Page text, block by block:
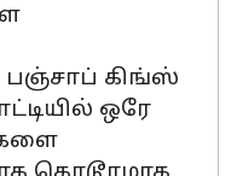
கிங்ஸ்
ஒரே